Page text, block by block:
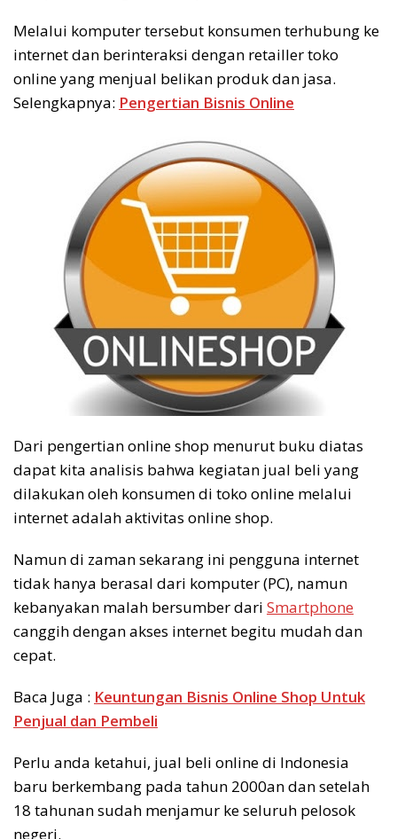
Melalui komputer tersebut konsumen terhubung ke
internet dan berinteraksi dengan retailler toko
online yang menjual belikan produk dan jasa.
Selengkapnya: Pengertian Bisnis Online
Dari pengertian online shop menurut buku diatas
dapat kita analisis bahwa kegiatan jual beli yang
dilakukan oleh konsumen di toko online melalui
internet adalah aktivitas online shop.
Namun di zaman sekarang ini pengguna internet
tidak hanya berasal dari komputer (PC), namun
kebanyakan malah bersumber dari Smartphone
canggih dengan akses internet begitu mudah dan
cepat.
Baca Juga : Keuntungan Bisnis Online Shop Untuk
Penjual dan Pembeli
Perlu anda ketahui, jual beli online di Indonesia
baru berkembang pada tahun 2000an dan setelah
18 tahunan sudah menjamur ke seluruh pelosok
negeri.